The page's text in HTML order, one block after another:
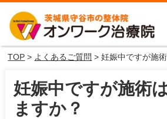
TOP > よくあるご質問 > 妊娠中ですが施
妊娠中ですが施術
ますか？